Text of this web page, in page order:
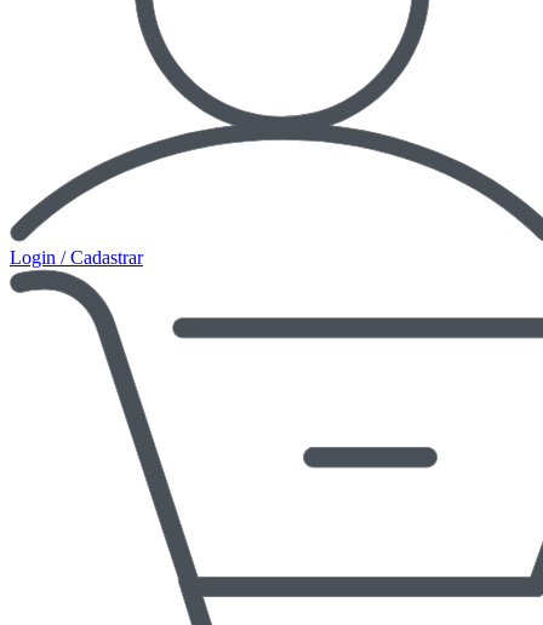
Login / Cadastrar